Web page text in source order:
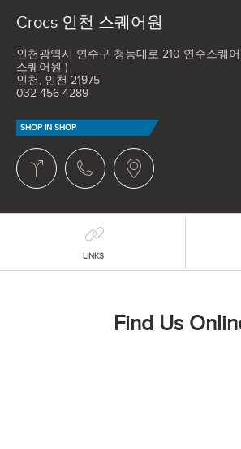
Crocs 인천 스퀘어원
인천광역시 연수구 청능대로 210 연수스퀘
스퀘어원 )
인천, 인천 21975
032-456-4289
SHOP IN SHOP
LINKS
Find Us